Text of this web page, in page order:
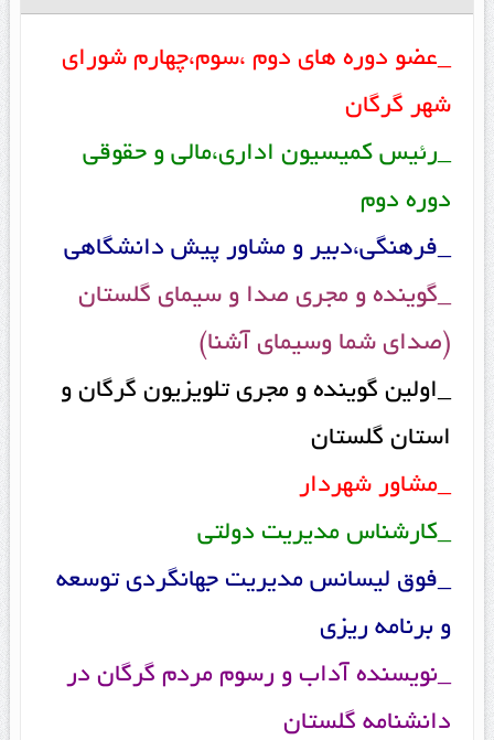
_عضو دوره های دوم ،سوم،چهارم شورای
شهر گرگان
_رئیس کمیسیون اداری،مالی و حقوقی
دوره دوم
_فرهنگی،دبیر و مشاور پیش دانشگاهی
_گوینده و مجری صدا و سیمای گلستان
(صدای شما وسیمای آشنا)
_اولین گوینده و مجری تلویزیون گرگان و
استان گلستان
_مشاور شهردار
_کارشناس مدیریت دولتی
_فوق لیسانس مدیریت جهانگردی توسعه
و برنامه ریزی
_نویسنده آداب و رسوم مردم گرگان در
دانشنامه گلستان